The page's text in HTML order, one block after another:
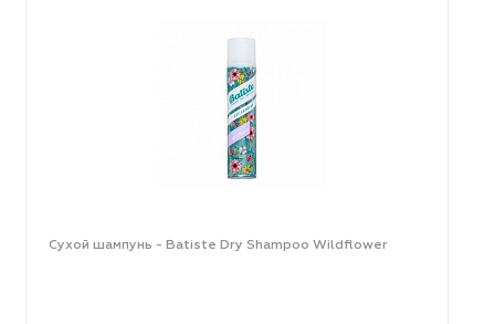
Сухой шампунь - Batiste Dry Shampoo Wildflower